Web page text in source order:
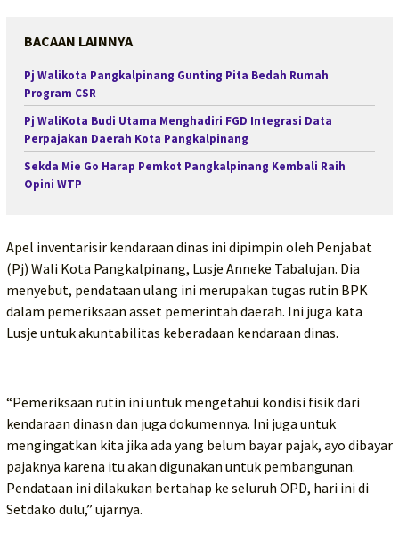
BACAAN LAINNYA
Pj Walikota Pangkalpinang Gunting Pita Bedah Rumah
Program CSR
Pj WaliKota Budi Utama Menghadiri FGD Integrasi Data
Perpajakan Daerah Kota Pangkalpinang
Sekda Mie Go Harap Pemkot Pangkalpinang Kembali Raih
Opini WTP
Apel inventarisir kendaraan dinas ini dipimpin oleh Penjabat
(Pj) Wali Kota Pangkalpinang, Lusje Anneke Tabalujan. Dia
menyebut, pendataan ulang ini merupakan tugas rutin BPK
dalam pemeriksaan asset pemerintah daerah. Ini juga kata
Lusje untuk akuntabilitas keberadaan kendaraan dinas.
“Pemeriksaan rutin ini untuk mengetahui kondisi fisik dari
kendaraan dinasn dan juga dokumennya. Ini juga untuk
mengingatkan kita jika ada yang belum bayar pajak, ayo dibayar
pajaknya karena itu akan digunakan untuk pembangunan.
Pendataan ini dilakukan bertahap ke seluruh OPD, hari ini di
Setdako dulu,” ujarnya.